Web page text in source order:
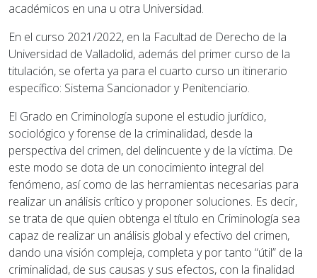
académicos en una u otra Universidad.
En el curso 2021/2022, en la Facultad de Derecho de la
Universidad de Valladolid, además del primer curso de la
titulación, se oferta ya para el cuarto curso un itinerario
específico: Sistema Sancionador y Penitenciario.
El Grado en Criminología supone el estudio jurídico,
sociológico y forense de la criminalidad, desde la
perspectiva del crimen, del delincuente y de la víctima. De
este modo se dota de un conocimiento integral del
fenómeno, así como de las herramientas necesarias para
realizar un análisis crítico y proponer soluciones. Es decir,
se trata de que quien obtenga el título en Criminología sea
capaz de realizar un análisis global y efectivo del crimen,
dando una visión compleja, completa y por tanto “útil” de la
criminalidad, de sus causas y sus efectos, con la finalidad